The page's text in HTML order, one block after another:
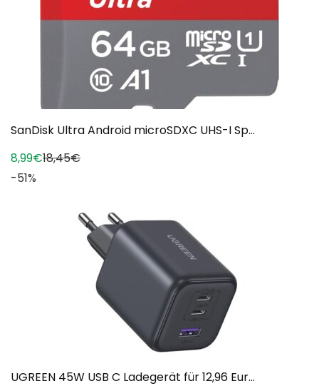
SanDisk Ultra Android microSDXC UHS-I Sp...
8,99€18,45€
-51%
UGREEN 45W USB C Ladegerät für 12,96 Eur...